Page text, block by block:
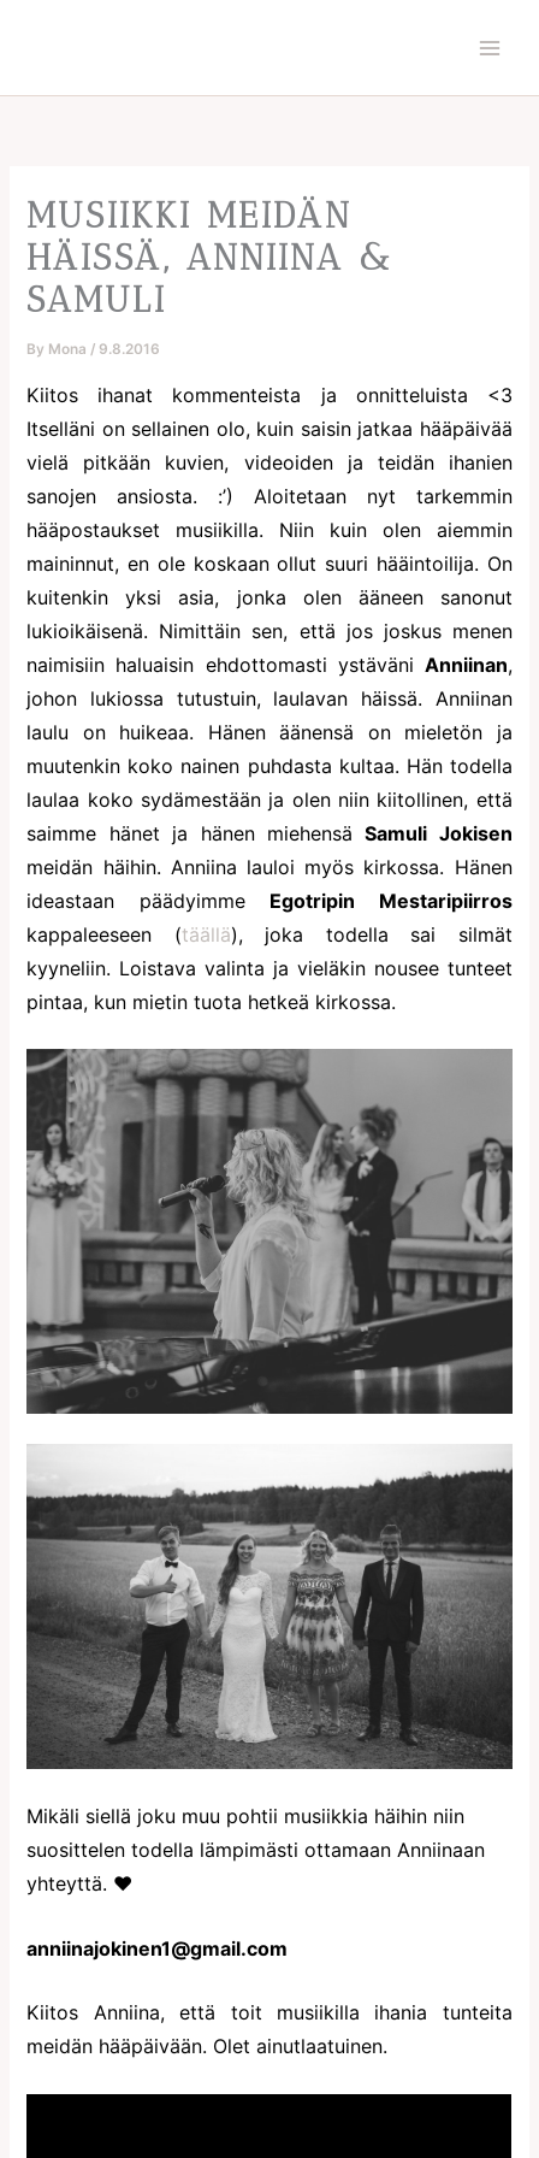
MUSIIKKI MEIDÄN
HÄISSÄ, ANNIINA &
SAMULI
By Mona / 9.8.2016
Kiitos ihanat kommenteista ja onnitteluista <3
Itselläni on sellainen olo, kuin saisin jatkaa hääpäivää
vielä pitkään kuvien, videoiden ja teidän ihanien
sanojen ansiosta. :’) Aloitetaan nyt tarkemmin
hääpostaukset musiikilla. Niin kuin olen aiemmin
maininnut, en ole koskaan ollut suuri hääintoilija. On
kuitenkin yksi asia, jonka olen ääneen sanonut
lukioikäisenä. Nimittäin sen, että jos joskus menen
naimisiin haluaisin ehdottomasti ystäväni Anniinan,
johon lukiossa tutustuin, laulavan häissä. Anniinan
laulu on huikeaa. Hänen äänensä on mieletön ja
muutenkin koko nainen puhdasta kultaa. Hän todella
laulaa koko sydämestään ja olen niin kiitollinen, että
saimme hänet ja hänen miehensäSamuli Jokisen
meidän häihin. Anniina lauloi myös kirkossa. Hänen
ideastaan päädyimme Egotripin Mestaripiirros
kappaleeseen (täällä), joka todella sai silmät
kyyneliin. Loistava valinta ja vieläkin nousee tunteet
pintaa, kun mietin tuota hetkeä kirkossa.
Mikäli siellä joku muu pohtii musiikkia häihin niin
suosittelen todella lämpimästi ottamaan Anniinaan
yhteyttä. ♥
anniinajokinen1@gmail.com
Kiitos Anniina, että toit musiikilla ihania tunteita
meidän hääpäivään. Olet ainutlaatuinen.